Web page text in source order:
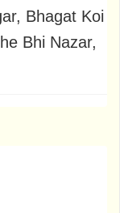
Bhagat Koi
Bhi Nazar,